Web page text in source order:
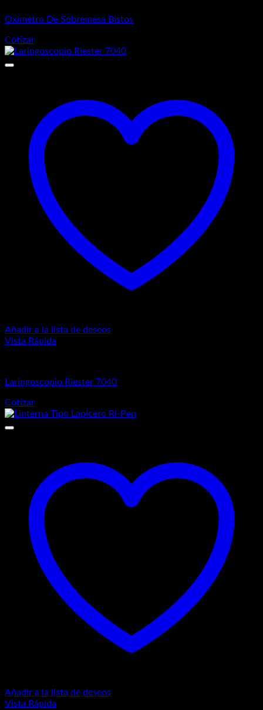
Oxímetro De Sobremesa Bistos
Cotizar
Añadir a la lista de deseos
Vista Rápida
Laringoscopio Riester 7040
Cotizar
Añadir a la lista de deseos
Vista Rápida